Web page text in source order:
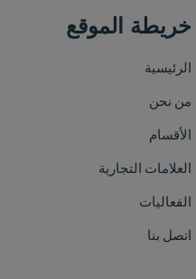
خريطة الموقع
الرئيسية
من نحن
الأقسام
العلامات التجارية
الفعاليات
اتصل بنا